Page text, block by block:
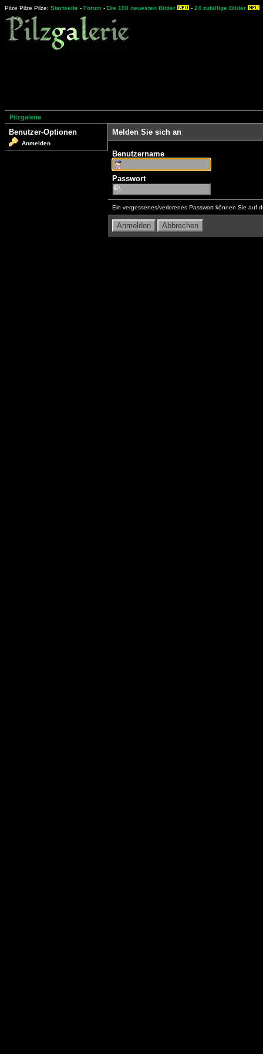
Pilze Pilze Pilze: Startseite - Forum - Die 100 neuesten Bilder - 24 zufällige Bilder
Pilzgalerie
Benutzer-Optionen
Anmelden
Melden Sie sich an
Benutzername
Passwort
Ein vergessenes/verlorenes Passwort können Sie auf